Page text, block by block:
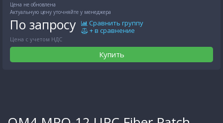
Цена не обновлена
Актуальную цену уточняйте у менеджера
По запросу
Цена с учетом НДС
Сравнить группу
+ в сравнение
Купить